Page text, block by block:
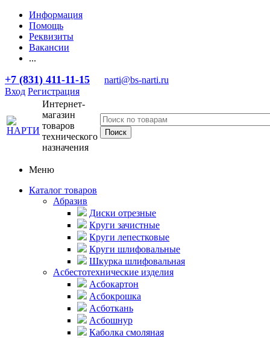
Информация
Помощь
Реквизиты
Вакансии
...
+7 (831) 411-11-15
narti@bs-narti.ru
Вход Регистрация
Интернет-
магазин
товаров
технического
назначения
Меню
Каталог товаров
Абразив
Диски отрезные
Круги зачистные
Круги лепестковые
Круги шлифовальные
Шкурка шлифовальная
Асбестотехнические изделия
Асбокартон
Асбокрошка
Асботкань
Асбошнур
Каболка смоляная